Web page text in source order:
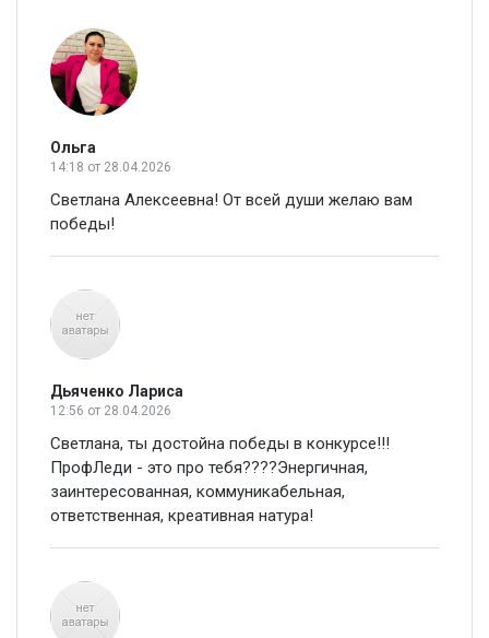
Ольга
14:18 от 28.04.2026
Светлана Алексеевна! От всей души желаю вам
победы!
Дьяченко Лариса
12:56 от 28.04.2026
Светлана, ты достойна победы в конкурсе!!!
ПрофЛеди - это про тебя????Энергичная,
заинтересованная, коммуникабельная,
ответственная, креативная натура!